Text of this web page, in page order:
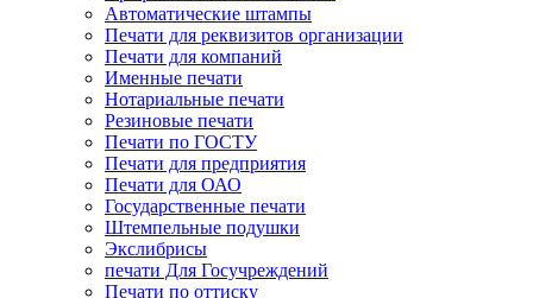
Автоматические штампы
Печати для реквизитов организации
Печати для компаний
Именные печати
Нотариальные печати
Резиновые печати
Печати по ГОСТУ
Печати для предприятия
Печати для ОАО
Государственные печати
Штемпельные подушки
Экслибрисы
печати Для Госучреждений
Печати по оттиску